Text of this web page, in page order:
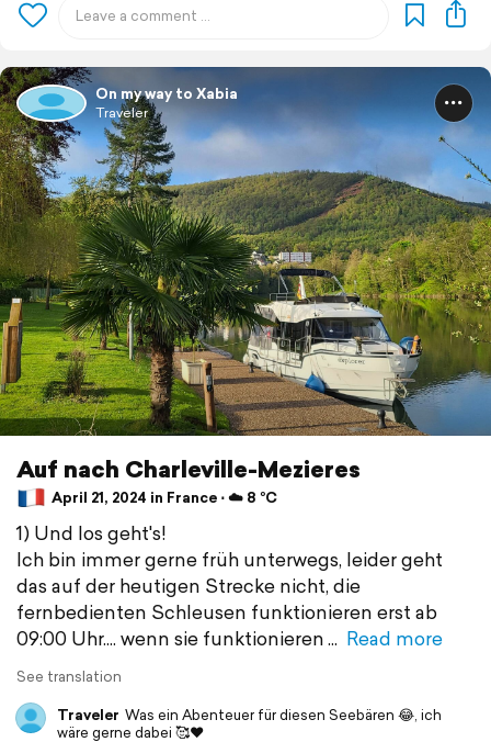
On my way to Xabia
Traveler
Auf nach Charleville-Mezieres
April 21, 2024 in France ⋅ ☁️ 8 °C
1) Und los geht's!
Ich bin immer gerne früh unterwegs, leider geht
das auf der heutigen Strecke nicht, die
fernbedienten Schleusen funktionieren erst ab
09:00 Uhr.... wenn sie funktionieren
Read more
See translation
Traveler Was ein Abenteuer für diesen Seebären 😂, ich
wäre gerne dabei 🥰❤️